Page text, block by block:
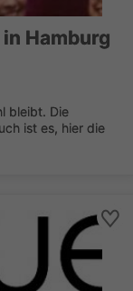
Hamburg
bleibt. Die
ist es, hier die